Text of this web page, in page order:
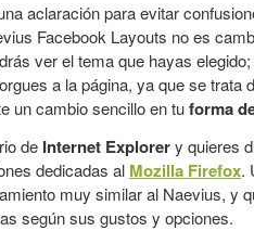
aclaración para evitar
Facebook Layouts no es
ver el tema que hayas
a la página, ya que se trata
un cambio sencillo en tuforma
de Internet Explorery quieres
dedicadas al Mozilla Firefox.
muy similar al Naevius, y
según sus gustos y opciones.